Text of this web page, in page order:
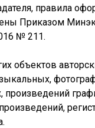
правила
Приказом
№ 211.
объектов
произведений